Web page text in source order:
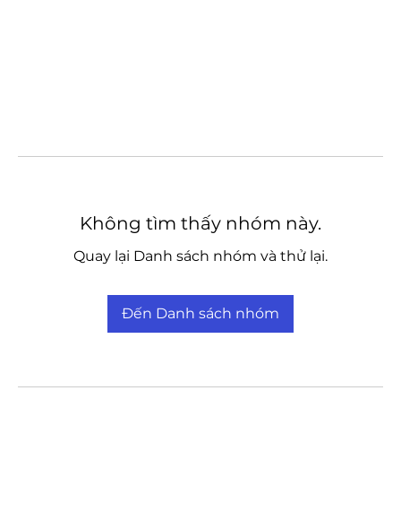
Không tìm thấy nhóm này.
Quay lại Danh sách nhóm và thử lại.
Đến Danh sách nhóm